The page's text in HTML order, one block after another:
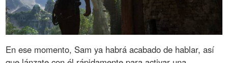
En ese momento, Sam ya habrá acabado de hablar, así